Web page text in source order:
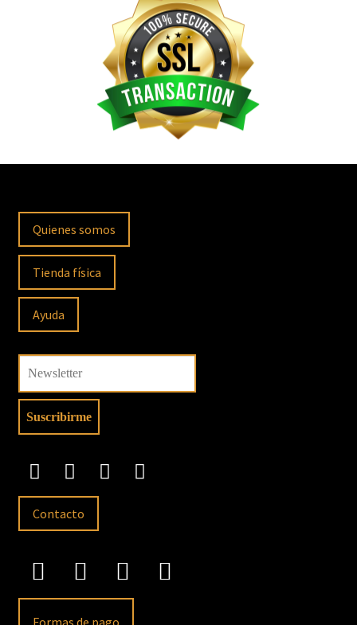
Quienes somos
Tienda física
Ayuda
Contacto
Formas de pago